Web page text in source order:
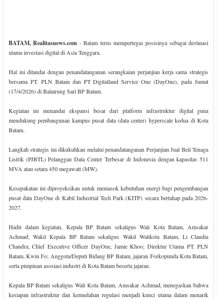
BATAM, Realitasnews.com - Batam terus mempertegas posisinya sebagai destinasi
utama investasi digital di Asia Tenggara.
Hal ini ditandai dengan penandatanganan serangkaian perjanjian kerja sama strategis
bersama PT. PLN Batam dan PT Digitalland Service One (DayOne), pada Jumat
(17/4/2026) di Balairung Sari BP Batam.
Kegiatan ini menandai ekspansi besar dari platform infrastruktur digital guna
mendukung pembangunan kampus pusat data (data center) hyperscale kedua di Kota
Batam.
Langkah strategis ini dikukuhkan melalui penandatanganan Perjanjian Jual Beli Tenaga
Listrik (PJBTL) Pelanggan Data Center Terbesar di Indonesia dengan kapasitas 511
MVA atau setara 450 megawatt (MW).
Kesepakatan ini diproyeksikan untuk memasok kebutuhan energi bagi pengembangan
pusat data DayOne di Kabil Industrial Tech Park (KITP) secara bertahap pada 2026-
2027.
Hadir dalam kegiatan, Kepala BP Batam sekaligus Wali Kota Batam, Amsakar
Achmad; Wakil Kepala BP Batam sekaligus Wakil Walikota Batam, Li Claudia
Chandra; Chief Executive Officer DayOne, Jamie Khoo; Direktur Utama PT. PLN
Batam, Kwin Fo; Anggota/Deputi Bidang BP Batam, jajaran Forkopimda Kota Batam,
serta pimpinan asosiasi industri di Kota Batam beserta jajaran.
Kepala BP Batam sekaligus Wali Kota Batam, Amsakar Achmad, menegaskan bahwa
kesiapan infrastruktur dan kemudahan regulasi menjadi kunci utama dalam menarik